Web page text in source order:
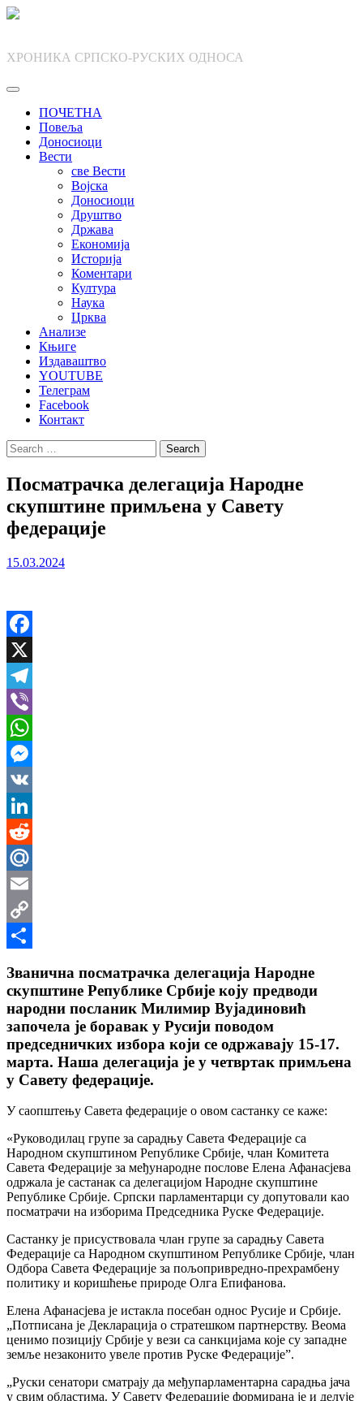
Skip
ХРОНИКА СРПСКО-РУСКИХ ОДНОСА
ПОЧЕТНА
Повеља
Доносиоци
Вести
све Вести
Војска
Доносиоци
Друштво
Држава
Економија
Историја
Коментари
Култура
Наука
Црква
Анализе
Књиге
Издаваштво
YOUTUBE
Телеграм
Facebook
Контакт
Search
for:
Посматрачка делегација Народне
скупштине примљена у Савету
федерације
15.03.2024
Facebook
X
Telegram
Viber
WhatsApp
Messenger
VK
LinkedIn
Reddit
Mail.Ru
Email
Copy
Званична посматрачка делегација Народне
скупштине Републике Србије коју предводи
народни посланик Милимир Вујадиновић
започела је боравак у Русији поводом
председничких избора који се одржавају 15-17.
марта. Наша делегација је у четвртак примљена
у Савету федерације.
У саопштењу Савета федерације о овом састанку се каже:
«Руководилац групе за сарадњу Савета Федерације са
Народном скупштином Републике Србије, члан Комитета
Савета Федерације за међународне послове Елена Афанасјева
одржала је састанак са делегацијом Народне скупштине
Републике Србије. Српски парламентарци су допутовали као
посматрачи на изборима Председника Руске Федерације.
Састанку је присуствовала члан групе за сарадњу Савета
Федерације са Народном скупштином Републике Србије, члан
Одбора Савета Федерације за пољопривредно-прехрамбену
политику и коришћење природе Олга Епифанова.
Елена Афанасјева је истакла посебан однос Русије и Србије.
„Потписана је Декларација о стратешком партнерству. Веома
ценимо позицију Србије у вези са санкцијама које су западне
земље незаконито увеле против Руске Федерације”.
„Руски сенатори сматрају да међупарламентарна сарадња јача
у свим областима. У Савету Федерације формирана је и делује